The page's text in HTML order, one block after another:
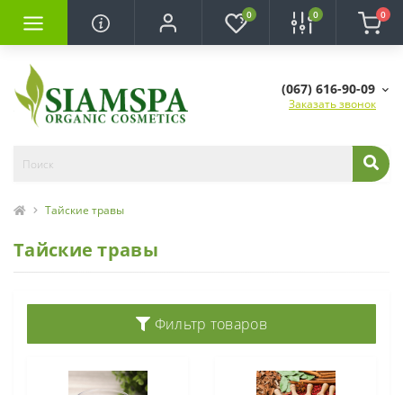
0 0 0
(067) 616-90-09
Заказать звонок
Тайские травы
Тайские травы
Фильтр товаров